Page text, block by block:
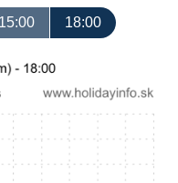
15:00 18:00